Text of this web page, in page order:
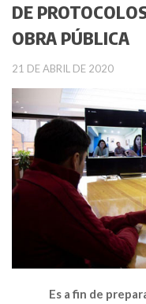
DE
OBRA PÚBLICA
21 DE ABRIL DE 2020
Es a fin de